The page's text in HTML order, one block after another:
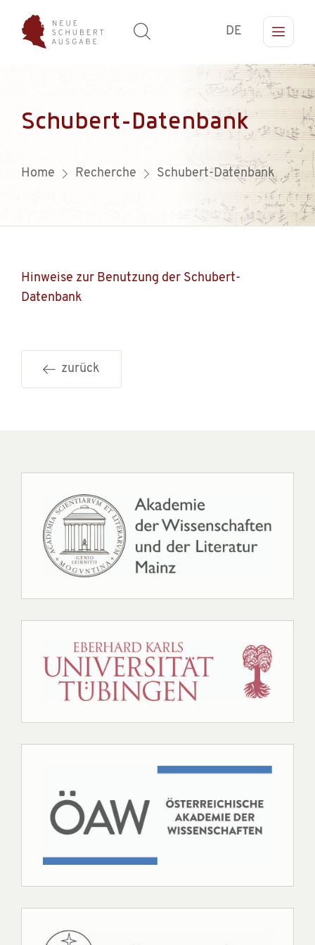
DE
Schubert-Datenbank
Home Recherche Schubert-Datenbank
Hinweise zur Benutzung der Schubert-
Datenbank
zurück